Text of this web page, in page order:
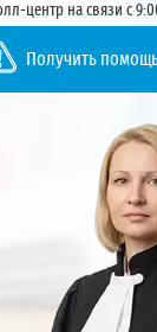
центр на связи с
Получить